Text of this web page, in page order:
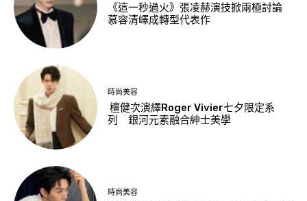
《這一秒過火》張凌赫演技掀兩極討論
慕容清嶧成轉型代表作
時尚美容
檀健次演繹Roger Vivier七夕限定系
列 銀河元素融合紳士美學
時尚美容